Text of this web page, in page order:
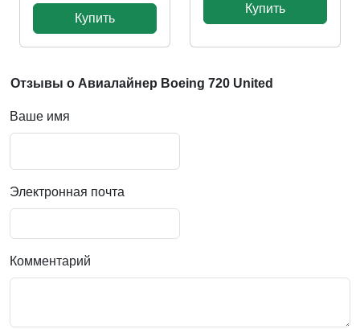
Купить
Купить
Отзывы о Авиалайнер Boeing 720 United
Ваше имя
Электронная почта
Комментарий